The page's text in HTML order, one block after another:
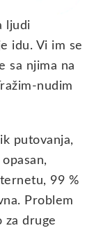
ljudi
idu. Vi im se
sa njima na
nudim
putovanja,
99 %
Problem
za druge